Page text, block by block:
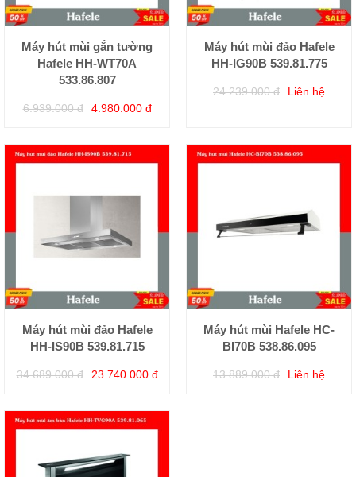
Máy hút mùi gắn tường
Hafele HH-WT70A
533.86.807
6.939.000 đ 4.980.000 đ
Máy hút mùi đảo Hafele
HH-IG90B 539.81.775
24.239.000 đ Liên hệ
Máy hút mùi đảo Hafele
HH-IS90B 539.81.715
34.689.000 đ 23.740.000 đ
Máy hút mùi Hafele HC-
BI70B 538.86.095
13.889.000 đ Liên hệ